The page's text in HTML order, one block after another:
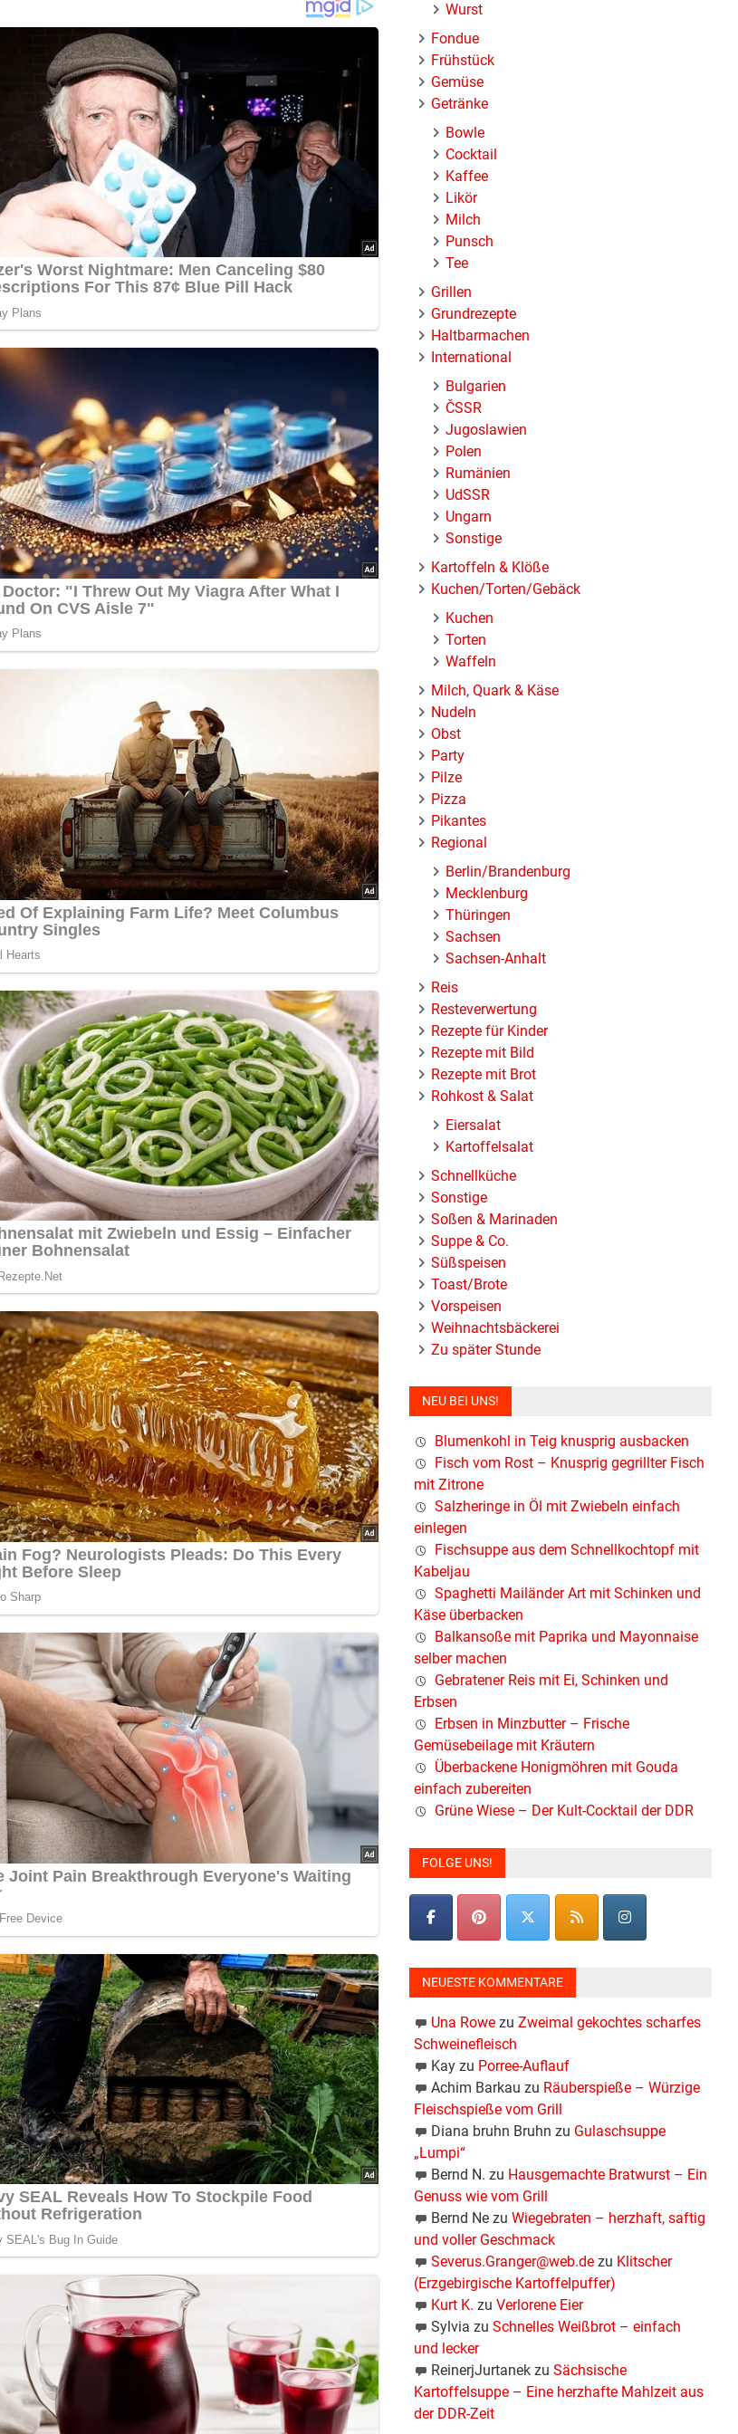
bitte einen Kommentar am Ende dieser Seite & auch
und in etwa 3 cm breite Streifen schneiden.
siedendes Wasser aufgießen.
damit binden.
Wurst
Fondue
Frühstück
Gemüse
Getränke
Bowle
Cocktail
Kaffee
Likör
Milch
Punsch
Tee
Grillen
Grundrezepte
Haltbarmachen
International
Bulgarien
ČSSR
Jugoslawien
Polen
Rumänien
UdSSR
Ungarn
Sonstige
Kartoffeln & Klöße
Kuchen/Torten/Gebäck
Kuchen
Torten
Waffeln
Milch, Quark & Käse
Nudeln
Obst
Party
Pilze
Pizza
Pikantes
Regional
Berlin/Brandenburg
Mecklenburg
Thüringen
Sachsen
Sachsen-Anhalt
Reis
Resteverwertung
Rezepte für Kinder
Rezepte mit Bild
Rezepte mit Brot
Rohkost & Salat
Eiersalat
Kartoffelsalat
Schnellküche
Sonstige
Soßen & Marinaden
Suppe & Co.
Süßspeisen
Toast/Brote
Vorspeisen
Weihnachtsbäckerei
Zu später Stunde
NEU BEI UNS!
Blumenkohl in Teig knusprig ausbacken
Fisch vom Rost – Knusprig gegrillter Fisch
mit Zitrone
Salzheringe in Öl mit Zwiebeln einfach
einlegen
Fischsuppe aus dem Schnellkochtopf mit
Kabeljau
Spaghetti Mailänder Art mit Schinken und
Käse überbacken
Balkansoße mit Paprika und Mayonnaise
selber machen
Gebratener Reis mit Ei, Schinken und
Erbsen
Erbsen in Minzbutter – Frische
Gemüsebeilage mit Kräutern
Überbackene Honigmöhren mit Gouda
einfach zubereiten
Grüne Wiese – Der Kult-Cocktail der DDR
FOLGE UNS!
NEUESTE KOMMENTARE
Una Rowezu Zweimal gekochtes scharfes
Schweinefleisch
Kayzu Porree-Auflauf
Achim Barkau zu Räuberspieße – Würzige
Fleischspieße vom Grill
Diana bruhn Bruhn zu Gulaschsuppe
„Lumpi“
Bernd N. zu Hausgemachte Bratwurst – Ein
Genuss wie vom Grill
Bernd Nezu Wiegebraten – herzhaft, saftig
und voller Geschmack
Severus.Granger@web.dezu Klitscher
(Erzgebirgische Kartoffelpuffer)
Kurt K. zu Verlorene Eier
Sylvia zu Schnelles Weißbrot – einfach
und lecker
ReinerjJurtanekzu Sächsische
Kartoffelsuppe – Eine herzhafte Mahlzeit aus
der DDR-Zeit